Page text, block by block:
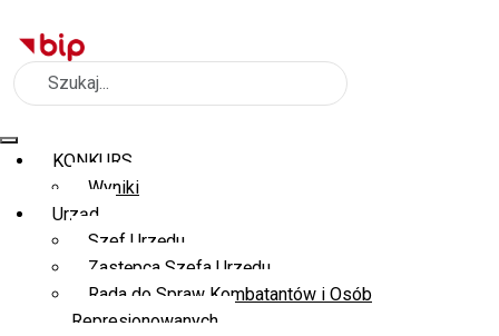
Szukaj
KONKURS
Wyniki
Urząd
Szef Urzędu
Zastępca Szefa Urzędu
Rada do Spraw Kombatantów i Osób
Represjonowanych